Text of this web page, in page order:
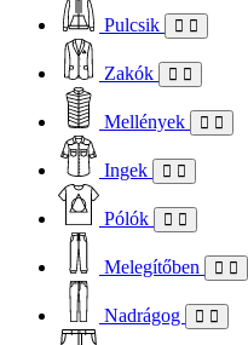
Pulcsik
Zakók
Mellények
Ingek
Pólók
Melegítőben
Nadrágog